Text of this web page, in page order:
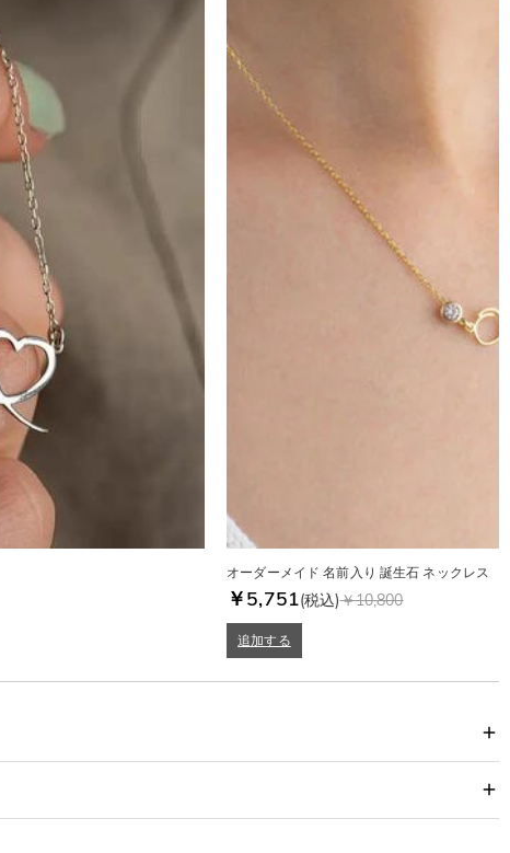
オーダーメイド 名前入り 誕生石 ネックレス
￥5,751(税込)￥10,800
追加する